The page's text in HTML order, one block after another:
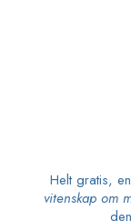
Helt gratis,
vitenskap om